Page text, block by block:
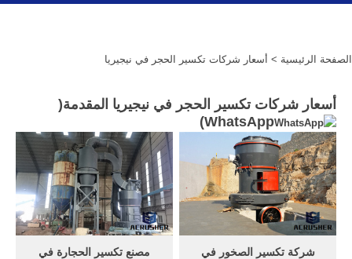
الصفحة الرئيسية > أسعار شركات تكسير الحجر في نيجيريا
أسعار شركات تكسير الحجر في نيجيريا المقدمة(
WhatsApp
)
مصنع تكسير الحجارة في
شركة تكسير الصخور في